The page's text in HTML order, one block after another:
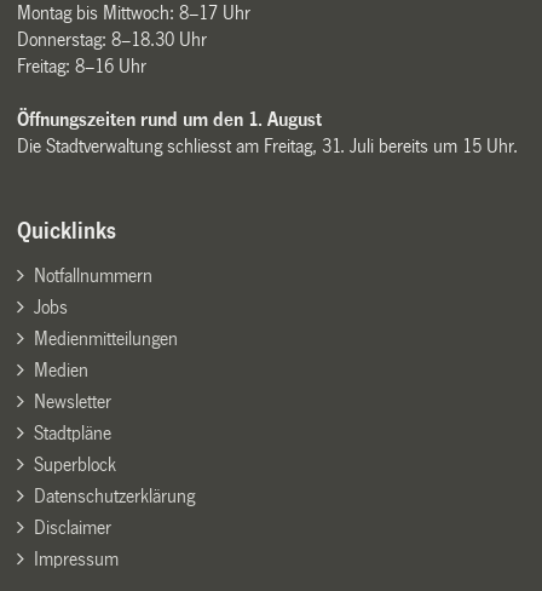
Montag bis Mittwoch: 8–17 Uhr
Donnerstag: 8–18.30 Uhr
Freitag: 8–16 Uhr
Öffnungszeiten rund um den 1. August
Die Stadtverwaltung schliesst am Freitag, 31. Juli bereits um 15 Uhr.
Quicklinks
Notfallnummern
Jobs
Medienmitteilungen
Medien
Newsletter
Stadtpläne
Superblock
Datenschutzerklärung
Disclaimer
Impressum